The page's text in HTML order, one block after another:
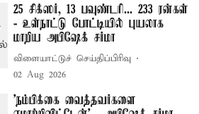
25 சிக்ஸர், 13 பவுண்டரி... 233 ரன்கள்
- உள்நாட்டு போட்டியில் புயலாக
மாறிய அபிஷேக் சர்மா
விளையாட்டுச் செய்திப்பிரிவு
02 Aug 2026
'நம்பிக்கை வைத்தவர்களை